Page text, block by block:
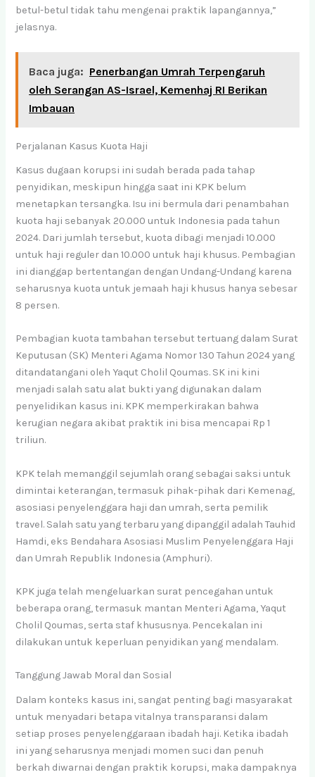
betul-betul tidak tahu mengenai praktik lapangannya,”
jelasnya.
Baca juga: Penerbangan Umrah Terpengaruh
oleh Serangan AS-Israel, Kemenhaj RI Berikan
Imbauan
Perjalanan Kasus Kuota Haji
Kasus dugaan korupsi ini sudah berada pada tahap
penyidikan, meskipun hingga saat ini KPK belum
menetapkan tersangka. Isu ini bermula dari penambahan
kuota haji sebanyak 20.000 untuk Indonesia pada tahun
2024. Dari jumlah tersebut, kuota dibagi menjadi 10.000
untuk haji reguler dan 10.000 untuk haji khusus. Pembagian
ini dianggap bertentangan dengan Undang-Undang karena
seharusnya kuota untuk jemaah haji khusus hanya sebesar
8 persen.
Pembagian kuota tambahan tersebut tertuang dalam Surat
Keputusan (SK) Menteri Agama Nomor 130 Tahun 2024 yang
ditandatangani oleh Yaqut Cholil Qoumas. SK ini kini
menjadi salah satu alat bukti yang digunakan dalam
penyelidikan kasus ini. KPK memperkirakan bahwa
kerugian negara akibat praktik ini bisa mencapai Rp 1
triliun.
KPK telah memanggil sejumlah orang sebagai saksi untuk
dimintai keterangan, termasuk pihak-pihak dari Kemenag,
asosiasi penyelenggara haji dan umrah, serta pemilik
travel. Salah satu yang terbaru yang dipanggil adalah Tauhid
Hamdi, eks Bendahara Asosiasi Muslim Penyelenggara Haji
dan Umrah Republik Indonesia (Amphuri).
KPK juga telah mengeluarkan surat pencegahan untuk
beberapa orang, termasuk mantan Menteri Agama, Yaqut
Cholil Qoumas, serta staf khususnya. Pencekalan ini
dilakukan untuk keperluan penyidikan yang mendalam.
Tanggung Jawab Moral dan Sosial
Dalam konteks kasus ini, sangat penting bagi masyarakat
untuk menyadari betapa vitalnya transparansi dalam
setiap proses penyelenggaraan ibadah haji. Ketika ibadah
ini yang seharusnya menjadi momen suci dan penuh
berkah diwarnai dengan praktik korupsi, maka dampaknya